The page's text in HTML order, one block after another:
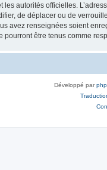
autorités officielles.
de déplacer ou de
avez renseignées soient
être tenus comme
Développé par